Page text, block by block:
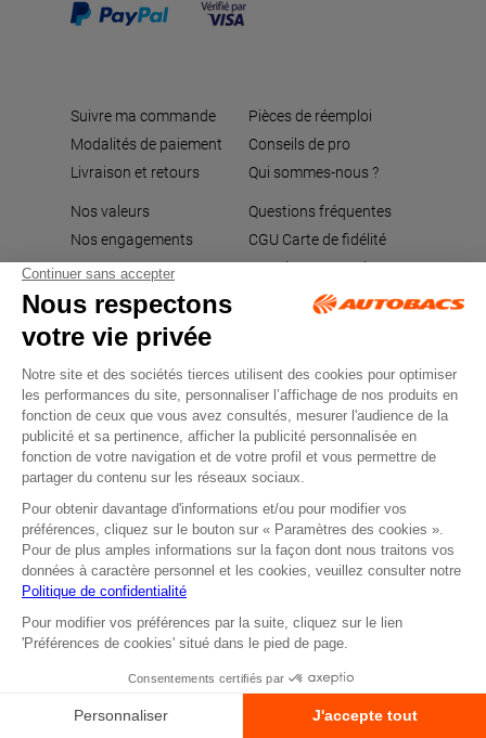
Suivre ma commande
Modalités de paiement
Livraison et retours
Pièces de réemploi
Conseils de pro
Qui sommes-nous ?
Nos valeurs
Nos engagements
Recrutement
Questions fréquentes
CGU Carte de fidélité
Retrait en magasin
de donnée complète, ne doivent pas être copiées. Il
est interdit d’exploiter les données ou la base de
données complète, de laisser un tiers les exploiter, ni
de les rendre accessible à un tiers, sans accord